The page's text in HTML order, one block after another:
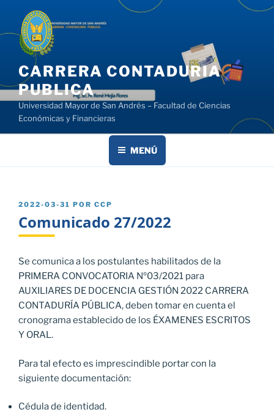
contenido
CARRERA CONTADURIA
PUBLICA
Universidad Mayor de San Andrés – Facultad de Ciencias
Económicas y Financieras
MENÚ
PUBLICADO
2022-03-31 POR CCP
Comunicado 27/2022
Se comunica a los postulantes habilitados de la
PRIMERA CONVOCATORIA Nº03/2021 para
AUXILIARES DE DOCENCIA GESTIÓN 2022 CARRERA
CONTADURÍA PÚBLICA, deben tomar en cuenta el
cronograma establecido de los ÉXAMENES ESCRITOS
Y ORAL.
Para tal efecto es imprescindible portar con la
siguiente documentación:
Cédula de identidad.